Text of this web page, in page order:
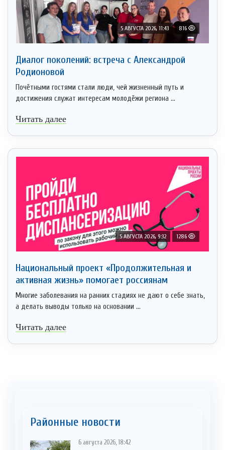
5 АВГУСТА 2026, 11:43 816
Диалог поколений: встреча с Александрой
Родионовой
Почётными гостями стали люди, чей жизненный путь и
достижения служат интересам молодёжи региона ...
Читать далее
5 АВГУСТА 2026, 9:32 1286
Национальный проект «Продолжительная и
активная жизнь» помогает россиянам
Многие заболевания на ранних стадиях не дают о себе знать,
а делать выводы только на основании ...
Читать далее
Районные новости
6 августа 2026, 18:42